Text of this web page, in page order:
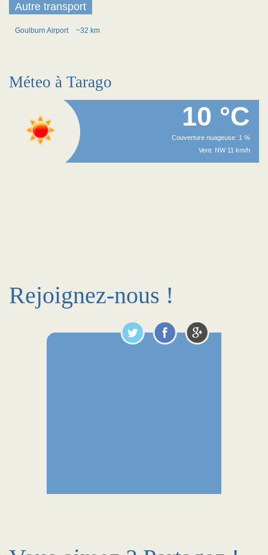
Autre transport
Goulburn Airport ~32 km
Méteo à Tarago
10 °C
Couverture nuageuse: 1 %
Vent: NW 11 km/h
Rejoignez-nous !